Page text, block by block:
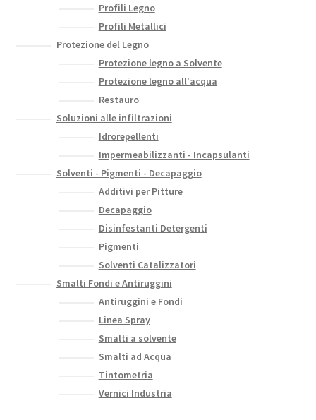
Profili Legno
Profili Metallici
Protezione del Legno
Protezione legno a Solvente
Protezione legno all'acqua
Restauro
Soluzioni alle infiltrazioni
Idrorepellenti
Impermeabilizzanti - Incapsulanti
Solventi - Pigmenti - Decapaggio
Additivi per Pitture
Decapaggio
Disinfestanti Detergenti
Pigmenti
Solventi Catalizzatori
Smalti Fondi e Antiruggini
Antiruggini e Fondi
Linea Spray
Smalti a solvente
Smalti ad Acqua
Tintometria
Vernici Industria